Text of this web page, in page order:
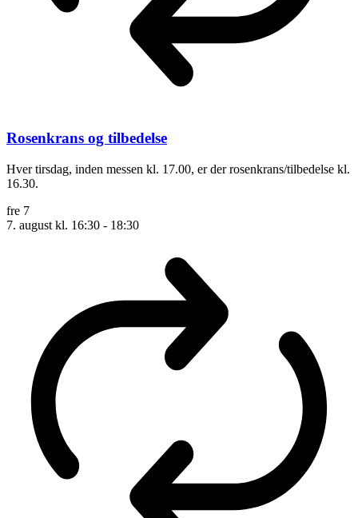
Rosenkrans og tilbedelse
Hver tirsdag, inden messen kl. 17.00, er der rosenkrans/tilbedelse kl.
16.30.
fre 7
7. august kl. 16:30 - 18:30